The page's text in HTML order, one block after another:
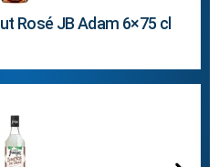
Rosé JB Adam 6×75 cl